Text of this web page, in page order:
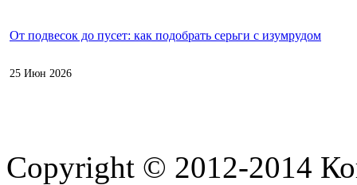
От подвесок до пусет: как подобрать серьги с изумрудом
25 Июн 2026
Copyright © 2012-2014